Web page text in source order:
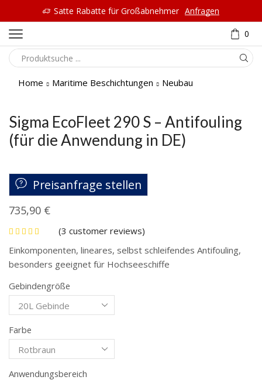
Satte Rabatte für Großabnehmer Anfragen
0
Home Maritime Beschichtungen Neubau
Sigma EcoFleet 290 S – Antifouling
(für die Anwendung in DE)
Preisanfrage stellen
735,90 €
(3 customer reviews)
Einkomponenten, lineares, selbst schleifendes Antifouling,
besonders geeignet für Hochseeschiffe
Gebindengröße
Farbe
Anwendungsbereich